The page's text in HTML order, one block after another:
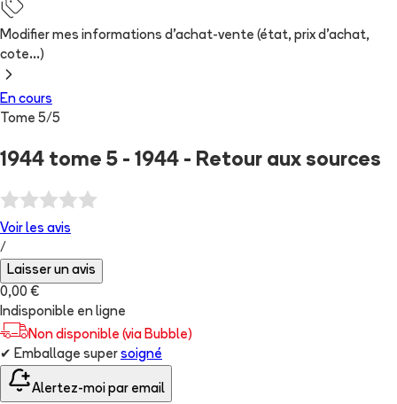
Modifier mes informations d'achat-vente (état, prix d'achat,
cote...)
En cours
Tome 5/5
1944 tome 5 - 1944 - Retour aux sources
Voir les avis
/
Laisser un avis
0,00 €
Indisponible en ligne
Non disponible (via Bubble)
✔ Emballage super soigné
Alertez-moi par email